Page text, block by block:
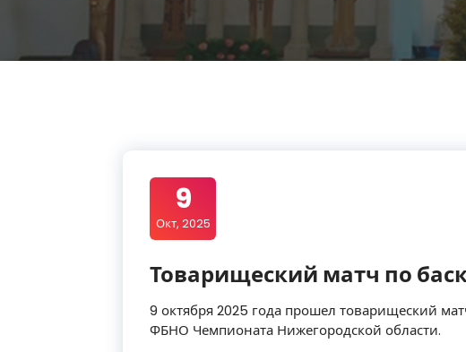
9
Окт, 2025
Товарищеский матч по
9 октября 2025 года прошел товарищеский
ФБНО Чемпионата Нижегородской области.